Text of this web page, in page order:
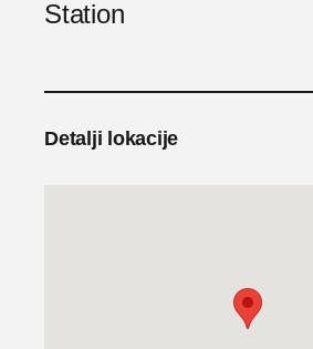
Station
Detalji lokacije